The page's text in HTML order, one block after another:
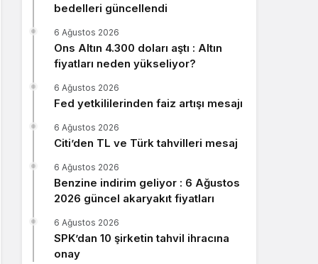
Gece Modu
Gece modunu seçin.
Sistem Modu
Sistem modunu seçin.
bedelleri güncellendi
Ons Altın 4.300 doları aştı : Altın
fiyatları neden yükseliyor?
6 Ağustos 2026
Fed yetkililerinden faiz artışı mesajı
6 Ağustos 2026
Citi’den TL ve Türk tahvilleri mesaj
6 Ağustos 2026
Benzine indirim geliyor : 6 Ağustos
2026 güncel akaryakıt fiyatları
6 Ağustos 2026
SPK’dan 10 şirketin tahvil ihracına
onay
6 Ağustos 2026